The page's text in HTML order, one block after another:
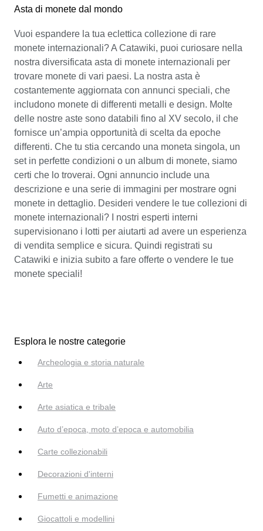
Asta di monete dal mondo
Vuoi espandere la tua eclettica collezione di rare
monete internazionali? A Catawiki, puoi curiosare nella
nostra diversificata asta di monete internazionali per
trovare monete di vari paesi. La nostra asta è
costantemente aggiornata con annunci speciali, che
includono monete di differenti metalli e design. Molte
delle nostre aste sono databili fino al XV secolo, il che
fornisce un’ampia opportunità di scelta da epoche
differenti. Che tu stia cercando una moneta singola, un
set in perfette condizioni o un album di monete, siamo
certi che lo troverai. Ogni annuncio include una
descrizione e una serie di immagini per mostrare ogni
monete in dettaglio. Desideri vendere le tue collezioni di
monete internazionali? I nostri esperti interni
supervisionano i lotti per aiutarti ad avere un esperienza
di vendita semplice e sicura. Quindi registrati su
Catawiki e inizia subito a fare offerte o vendere le tue
monete speciali!
Esplora le nostre categorie
Archeologia e storia naturale
Arte
Arte asiatica e tribale
Auto d’epoca, moto d’epoca e automobilia
Carte collezionabili
Decorazioni d'interni
Fumetti e animazione
Giocattoli e modellini